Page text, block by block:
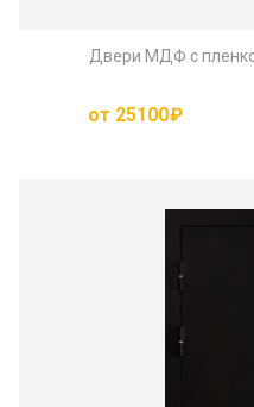
Двери МДФ с
от 25100₽